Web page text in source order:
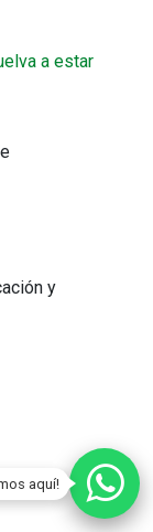
aquí!
a estar
y